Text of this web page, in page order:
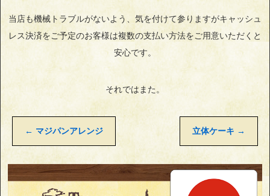
当店も機械トラブルがないよう、気を付けて参りますがキャッシュ
レス決済をご予定のお客様は複数の支払い方法をご用意いただくと
安心です。
それではまた。
← マジパンアレンジ 立体ケーキ →